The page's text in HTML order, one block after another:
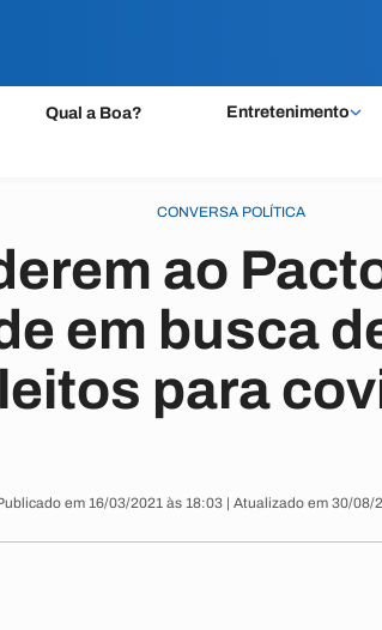
Qual a Boa? Entretenimento
CONVERSA POLÍTICA
ao
em busca
para
em 16/03/2021 às 18:03 | Atualizado em 30/08/